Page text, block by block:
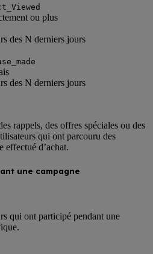
ou plus
des N derniers jours
des N derniers jours
rappels, des offres spéciales ou des
qui ont parcouru des
effectué d’achat.
une campagne
qui ont participé pendant une